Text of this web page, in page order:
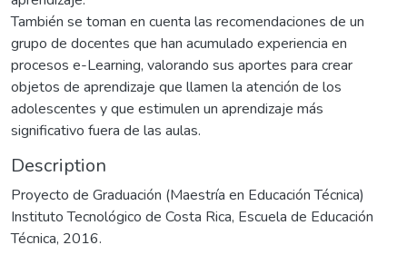
También se toman en cuenta las recomendaciones de un
grupo de docentes que han acumulado experiencia en
procesos e-Learning, valorando sus aportes para crear
objetos de aprendizaje que llamen la atención de los
adolescentes y que estimulen un aprendizaje más
significativo fuera de las aulas.
Description
Proyecto de Graduación (Maestría en Educación Técnica)
Instituto Tecnológico de Costa Rica, Escuela de Educación
Técnica, 2016.